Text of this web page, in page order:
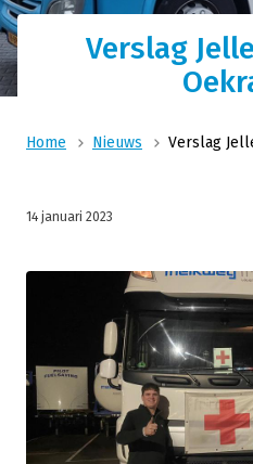
Verslag
Home Nieuws Verslag
14 januari 2023